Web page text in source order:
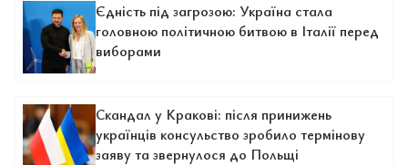
Єдність під загрозою: Україна стала
головною політичною битвою в Італії перед
виборами
Скандал у Кракові: після принижень
українців консульство зробило термінову
заяву та звернулося до Польщі